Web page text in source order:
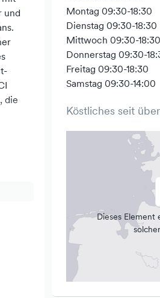
und
die
Montag 09:30-18:30
Dienstag 09:30-18:30
Mittwoch 09:30-18:30
Donnerstag 09:30-
Freitag 09:30-18:30
Samstag 09:30-14:00
Köstliches seit
Dieses Element